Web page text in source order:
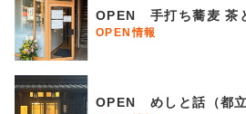
OPEN 手打ち蕎麦 茶
OPEN情報
OPEN めしと話（都立